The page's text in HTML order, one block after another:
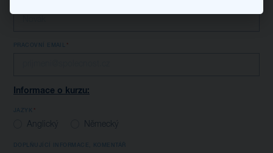
PRACOVNÍ EMAIL
Informace o kurzu:
Anglický Německý